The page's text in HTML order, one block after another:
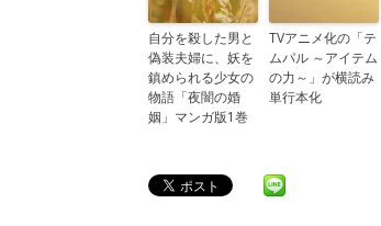
自分を殺した男と
偽装夫婦に、妖を
鎮められる少女の
物語「夜闇の婚
姻」マンガ版1巻
TVアニメ化の「テ
ムパル ～アイテム
の力～」が横読み
単行本化